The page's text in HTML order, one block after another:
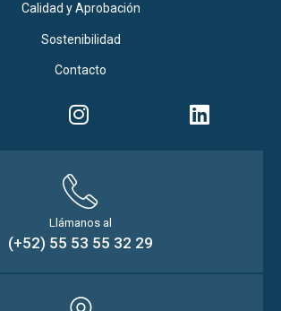
Calidad y Aprobación
Sostenibilidad
Contacto
Llámanos al
(+52) 55 53 55 32 29